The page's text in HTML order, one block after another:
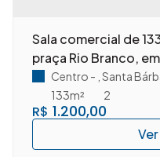
Sala comercial de
praça Rio Branco,
D'Oeste/SP.
R$ 1.200,00
Centro Santa
2
133m²